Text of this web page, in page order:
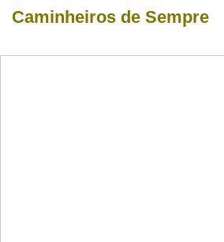
Caminheiros de Sempre